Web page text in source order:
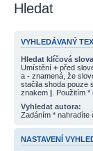
Hledat
VYHLEDÁVANÝ
Hledat klíčová
Umístění + před
a - znamená, že
stačila shoda pouze
znakem | . Použitím
Vyhledat autora:
Zadáním * nahradíte
NASTAVENÍ